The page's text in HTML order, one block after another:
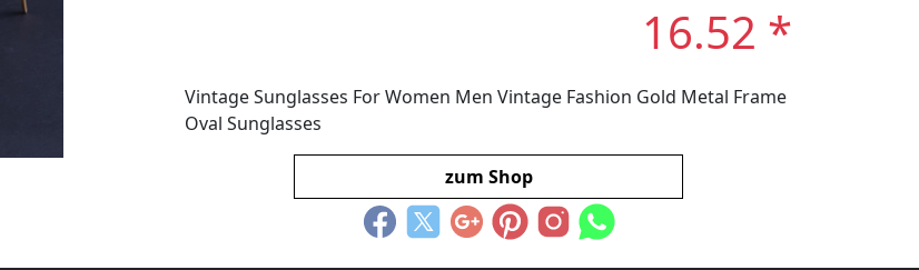
16.52 *
Vintage Sunglasses For Women Men Vintage Fashion Gold Metal Frame
Oval Sunglasses
zum Shop